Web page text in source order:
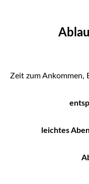
Zeit zum Ankommen,
leichtes